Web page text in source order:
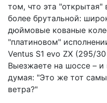
том, что эта "открытая"
более брутальной:
дюймовые кованые
"платиновом"
Ventus S1 evo ZX (295/
Выезжаете на шоссе – и
думая: "Это же тот
ветра?"